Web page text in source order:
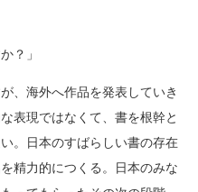
？」
、海外へ作品を発表していき
表現ではなくて、書を根幹と
。日本のすばらしい書の存在
精力的につくる。日本のみな